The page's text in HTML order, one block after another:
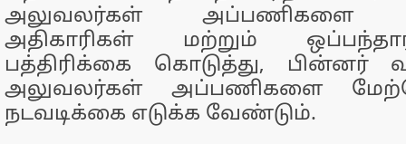
அலுவலர்கள் அப்பணிகளை
அதிகாரிகள் மற்றும்
பத்திரிக்கை கொடுத்து, பின்னர்
அலுவலர்கள் அப்பணிகளை
நடவடிக்கை எடுக்க வேண்டும்.